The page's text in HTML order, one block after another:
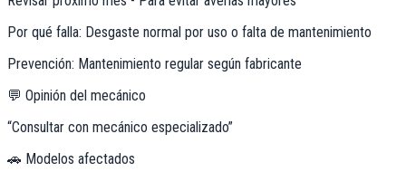
Por qué falla: Desgaste normal por uso o falta de mantenimiento
Prevención: Mantenimiento regular según fabricante
💬 Opinión del mecánico
“Consultar con mecánico especializado”
🚗 Modelos afectados